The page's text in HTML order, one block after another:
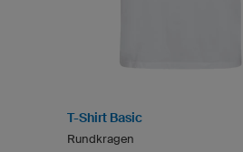
T-Shirt Basic
Rundkragen